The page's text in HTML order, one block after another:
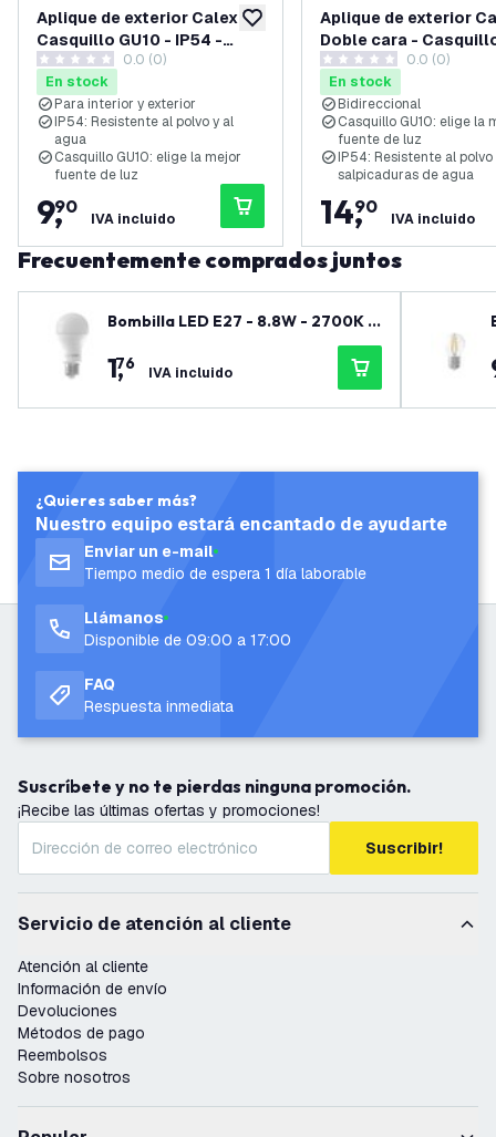
añadir a lista de deseos
Aplique de exterior Calex -
Casquillo GU10 - IP54 -
Negro
0 estrellas de puntuación
0.0 (0)
En stock
Para interior y exterior
IP54: Resistente al polvo y al
agua
Casquillo GU10: elige la mejor
fuente de luz
9,
90
IVA incluido
Aplique de exterior
Doble cara -
- IP54 - Antracita
0 estrellas de puntuación
0.0 (0)
En stock
Bidireccional
Casquillo GU10: elige la
fuente de luz
IP54: Resistente al polvo
salpicaduras de agua
14,
90
IVA incluido
Frecuentemente comprados juntos
Bombilla LED E27 - 8.8W - 2700K -
1,
76 IVA incluido
¿Quieres saber más?
Nuestro equipo estará encantado de ayudarte
Enviar un e-mail
Tiempo medio de espera 1 día laborable
Llámanos
Disponible de 09:00 a 17:00
FAQ
Respuesta inmediata
Suscríbete y no te pierdas ninguna promoción.
¡Recibe las últimas ofertas y promociones!
Suscribir!
Servicio de atención al cliente
Atención al cliente
Información de envío
Devoluciones
Métodos de pago
Reembolsos
Sobre nosotros